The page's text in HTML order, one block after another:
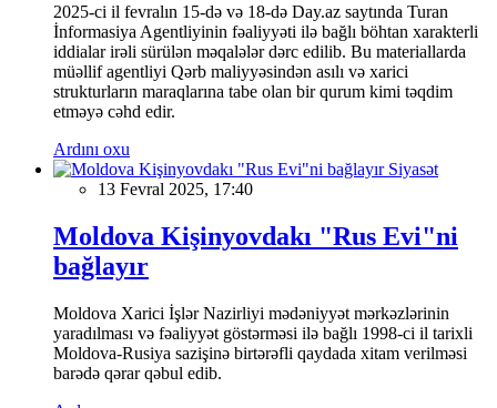
2025-ci il fevralın 15-də və 18-də Day.az saytında Turan
İnformasiya Agentliyinin fəaliyyəti ilə bağlı böhtan xarakterli
iddialar irəli sürülən məqalələr dərc edilib. Bu materiallarda
müəllif agentliyi Qərb maliyyəsindən asılı və xarici
strukturların maraqlarına tabe olan bir qurum kimi təqdim
etməyə cəhd edir.
Ardını oxu
Siyasət
13 Fevral 2025, 17:40
Moldova Kişinyovdakı "Rus Evi"ni
bağlayır
Moldova Xarici İşlər Nazirliyi mədəniyyət mərkəzlərinin
yaradılması və fəaliyyət göstərməsi ilə bağlı 1998-ci il tarixli
Moldova-Rusiya sazişinə birtərəfli qaydada xitam verilməsi
barədə qərar qəbul edib.